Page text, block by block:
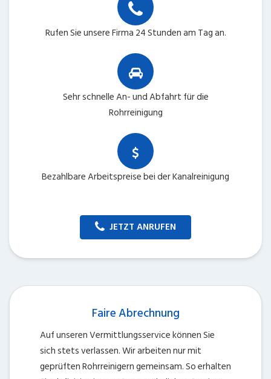
Rufen Sie unsere Firma 24 Stunden am Tag an.
Sehr schnelle An- und Abfahrt für die
Rohrreinigung
Bezahlbare Arbeitspreise bei der Kanalreinigung
JETZT ANRUFEN
Faire Abrechnung
Auf unseren Vermittlungsservice können Sie
sich stets verlassen. Wir arbeiten nur mit
geprüften Rohrreinigern gemeinsam. So erhalten